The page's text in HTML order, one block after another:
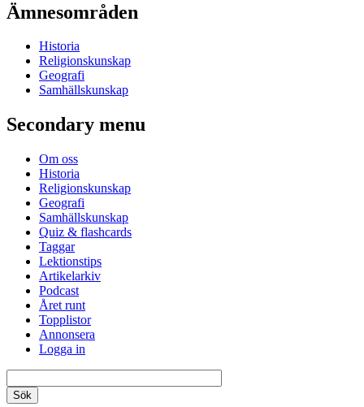
Ämnesområden
Historia
Religionskunskap
Geografi
Samhällskunskap
Secondary menu
Om oss
Historia
Religionskunskap
Geografi
Samhällskunskap
Quiz & flashcards
Taggar
Lektionstips
Artikelarkiv
Podcast
Året runt
Topplistor
Annonsera
Logga in